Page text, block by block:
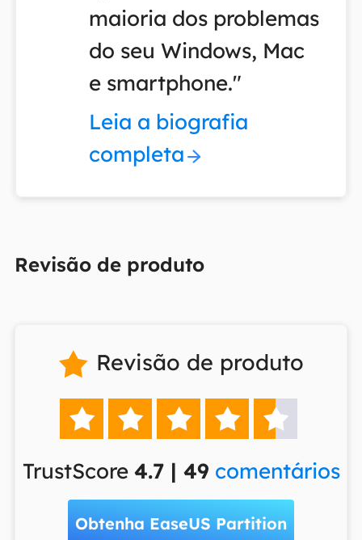
maioria dos problemas
do seu Windows, Mac
e smartphone."
Leia a biografia
completa
Revisão de produto
 Revisão de produto
    
TrustScore 4.7 | 49 comentários
Obtenha EaseUS Partition